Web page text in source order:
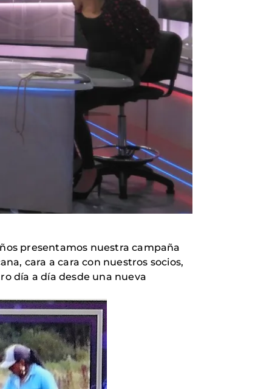
presentamos nuestra campaña
cara a cara con nuestros socios,
día a día desde una nueva